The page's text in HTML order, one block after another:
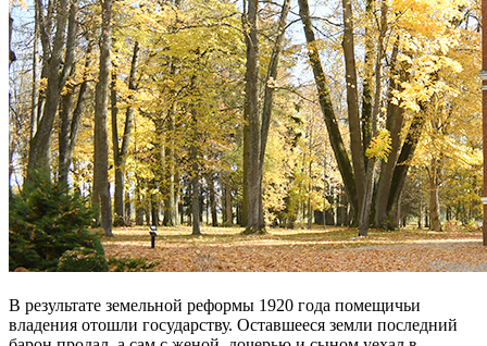
В результате земельной реформы 1920 года помещичьи
владения отошли государству. Оставшееся земли последний